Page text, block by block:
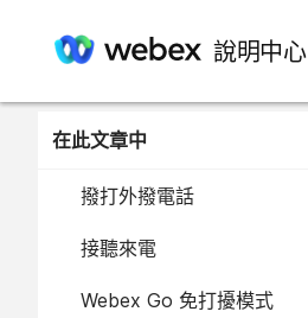
說明中心
在此文章中
撥打外撥電話
接聽來電
Webex Go 免打擾模式